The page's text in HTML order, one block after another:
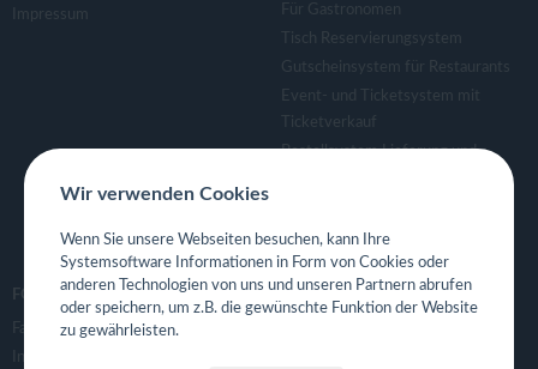
Impressum
Für Gastronomen
Tisch Reservierungsystem
Gutscheinsystem für Restaurants
Event- und Ticketsystem mit
Ticketverkauf
Bestellsystem Lieferung und
Eigene App für Restaurant
FOLGE UNS
Facebook
Instagram
Wir verwenden Cookies
Wenn Sie unsere Webseiten besuchen, kann Ihre
Systemsoftware Informationen in Form von Cookies oder
anderen Technologien von uns und unseren Partnern abrufen
oder speichern, um z.B. die gewünschte Funktion der Website
zu gewährleisten.